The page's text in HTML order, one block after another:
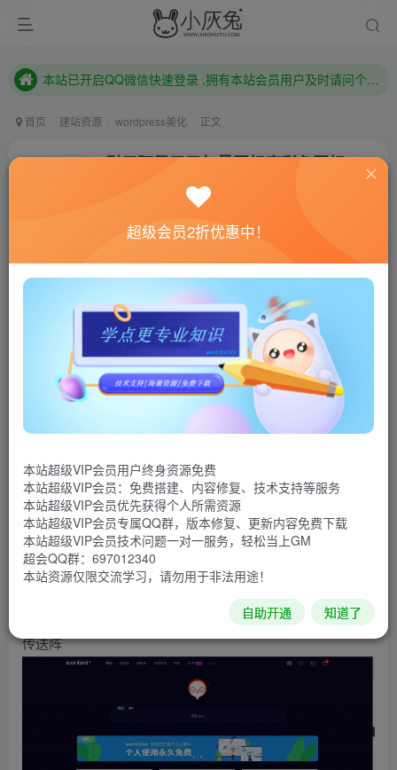
本站已开启QQ微信快速登录 ,拥有本站会员用户及时请问个人中心绑定！
本站已开启QQ微信快速登录 ,拥有本站会员用户及时请问个人中心绑定！
首页 建站资源 wordpress美化 正文
WordPress引用阿里巴巴矢量图标库彩色图标
联网教程： 内附教程
单机教程： 内附教程
不懂的话联系客服！！！
现在大部分博客图标都采用Font Awesome图标库，因
为Font Awesome图标库满足了大部分用户的需求了，但做
为喜欢花里胡哨的我们是不够的，Font Awesome图标库的
图标不仅没有彩色的图标，个性化的图标还有点少！所以对
于我们喜欢彩色的菜单图标选择性很少！所以只能引入其他
矢量图标库的彩色图标。 阿里巴巴矢量图标库是由阿里巴巴
体验团队倾力打造的中国第一个最大且功能最全的矢量图标
库，提供矢量图标下载、在线存储、格式转换等功能，是设
计师和前端开发的便捷工具。在这里你可以找到各种各样的
阿里巴巴矢量图标库网址
传送阵
超级会员2折优惠中！
本站超级VIP会员用户终身资源免费
本站超级VIP会员：免费搭建、内容修复、技术支持等服务
本站超级VIP会员优先获得个人所需资源
本站超级VIP会员专属QQ群，版本修复、更新内容免费下载
本站超级VIP会员技术问题一对一服务，轻松当上GM
超会QQ群：697012340
本站资源仅限交流学习，请勿用于非法用途！
自助开通 知道了